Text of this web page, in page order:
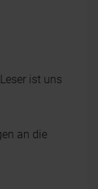
ist uns
an die